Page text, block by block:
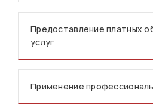
Предоставление платных
услуг
Применение